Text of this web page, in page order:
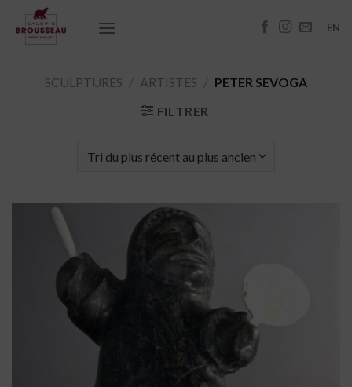
Passer
contenu
EN
SCULPTURES ARTISTES
PETER SEVOGA
FILTRER